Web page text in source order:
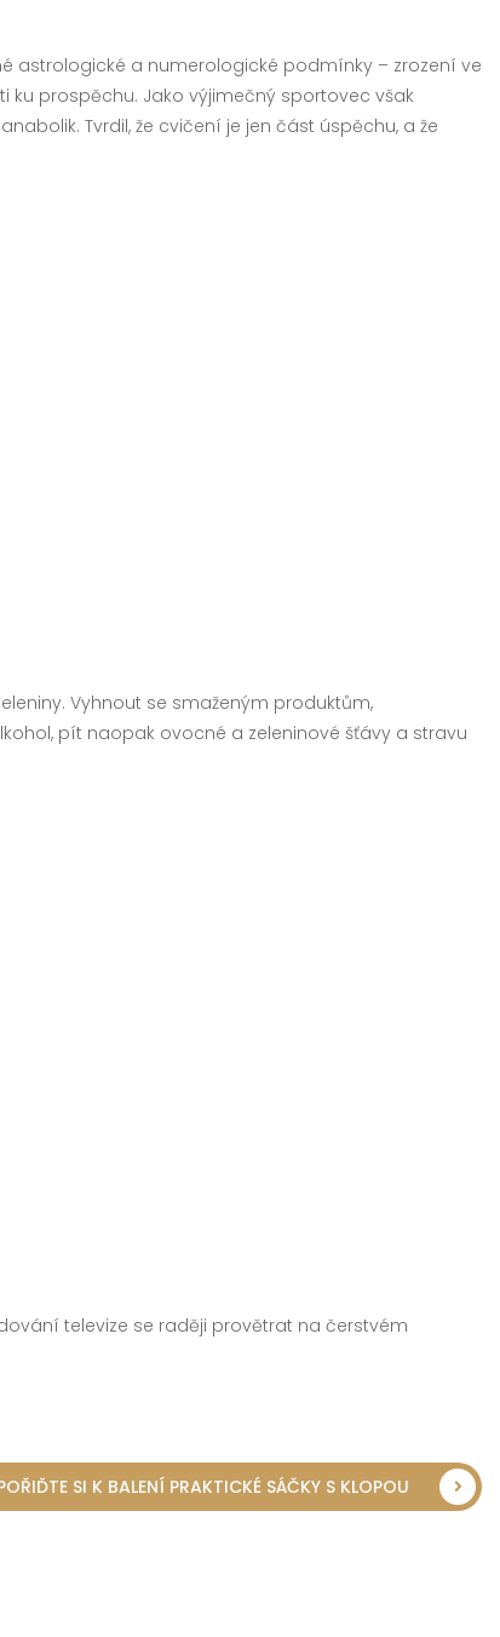
astrologické a numerologické podmínky – zrození ve
prospěchu. Jako výjimečný sportovec však
Tvrdil, že cvičení je jen část úspěchu, a že
Vyhnout se smaženým produktům,
pít naopak ovocné a zeleninové šťávy a stravu
televize se raději provětrat na čerstvém
SI K BALENÍ PRAKTICKÉ SÁČKY S KLOPOU